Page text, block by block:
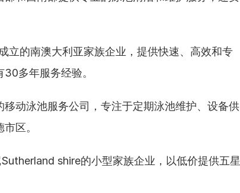
立的南澳大利亚家族企业，提供快速、高效和专
多年服务经验。
移动泳池服务公司，专注于定期泳池维护、设备供
区。
Sutherland shire的小型家族企业，以低价提供五星